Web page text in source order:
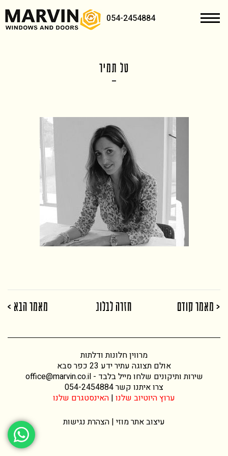
054-2454884
טל תמיר
< מאמר קודם חזרה לבלוג מאמר הבא >
מרווין חלונות ודלתות
אולם תצוגה עתיר ידע 23 כפר סבא
שירות ותיקונים שלחו מייל בלבד -office@marvin.co.il
צרו איתנו קשר054-2454884
ערוץ היוטיוב שלנו | האינסטגרם שלנו
עיצוב אתרמוזי | הצהרת נגישות